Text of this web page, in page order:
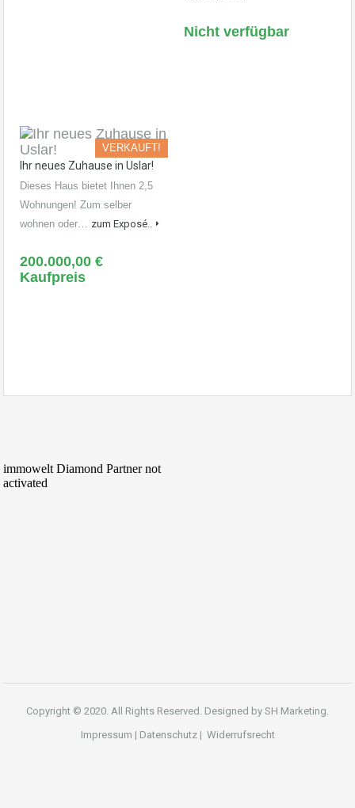
Nicht verfügbar
VERKAUFT!
Ihr neues Zuhause in Uslar!
Dieses Haus bietet Ihnen 2,5
Wohnungen! Zum selber
wohnen oder… zum Exposé..
200.000,00 €
Kaufpreis
Copyright © 2020. All Rights Reserved. Designed by SH Marketing.
Impressum | Datenschutz| Widerrufsrecht